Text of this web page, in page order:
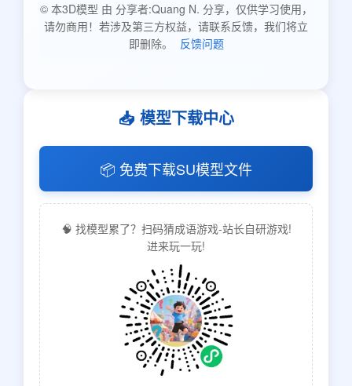
© 本3D模型 由 分享者:Quang N. 分享，仅供学习使用，
请勿商用！若涉及第三方权益，请联系反馈，我们将立
即删除。
反馈问题
📥 模型下载中心
📦 免费下载SU模型文件
🧠 找模型累了？扫码猜成语游戏-站长自研游戏!
进来玩一玩!